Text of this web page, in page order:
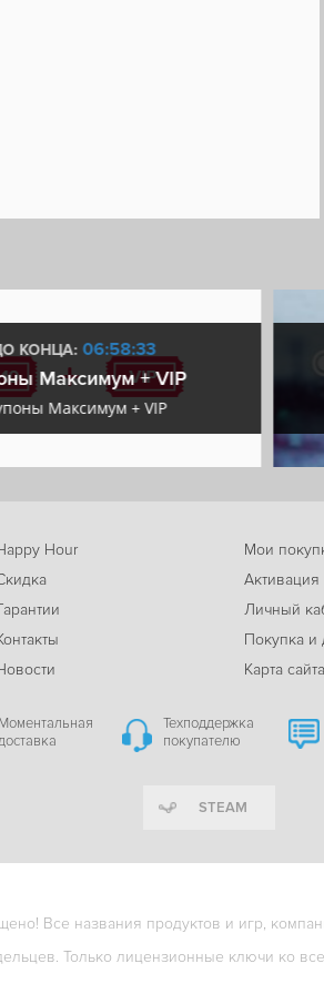
КОНЦА:06:58:32
Максимум + VIP
Максимум + VIP
Hour
Мои
Активация
Личный
Покупка и
Карта сайта
Моментальная
Техподдержка
покупателю
STEAM
Все названия продуктов и игр,
Только лицензионные ключи ко